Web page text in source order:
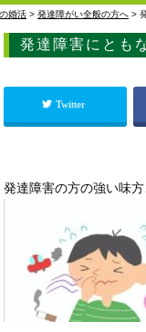
婚活 > 発達障がい全般の方へ >
発達障害にとも
Twitter
発達障害の方の強い味